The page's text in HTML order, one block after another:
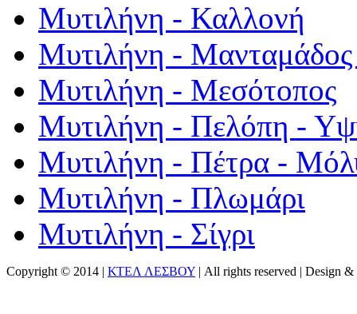
Μυτιλήνη - Καλλονή
Μυτιλήνη - Μανταμάδος
Μυτιλήνη - Μεσότοπος
Μυτιλήνη - Πελόπη -
Μυτιλήνη - Πέτρα -
Μυτιλήνη - Πλωμάρι
Μυτιλήνη - Σίγρι
Copyright © 2014 | ΚΤΕΛ ΛΕΣΒΟΥ | All rights reserved | Design &